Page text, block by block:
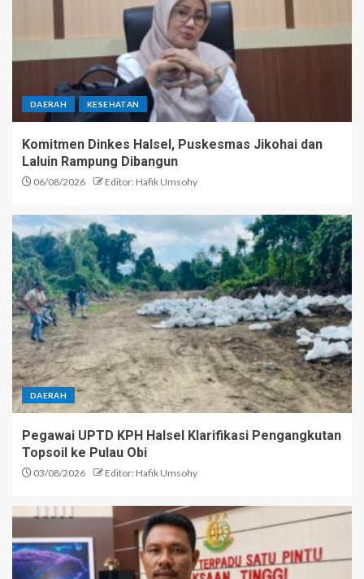
DAERAH KESEHATAN
Komitmen Dinkes Halsel, Puskesmas Jikohai dan
Laluin Rampung Dibangun
06/08/2026 Editor: Hafik Umsohy
DAERAH
Pegawai UPTD KPH Halsel Klarifikasi Pengangkutan
Topsoil ke Pulau Obi
03/08/2026 Editor: Hafik Umsohy